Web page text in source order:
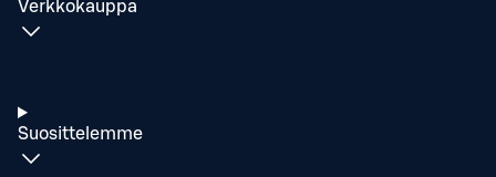
Verkkokauppa
Suosittelemme